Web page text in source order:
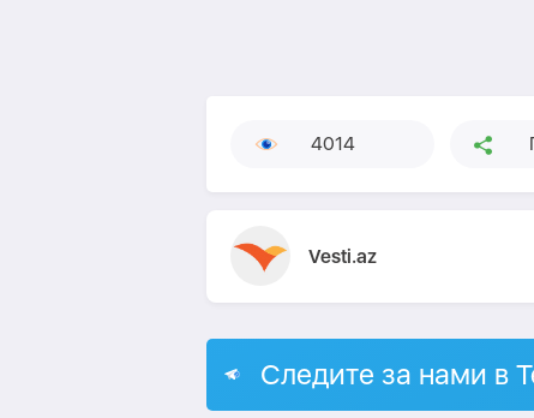
4014
Vesti.az
Следите за нами в